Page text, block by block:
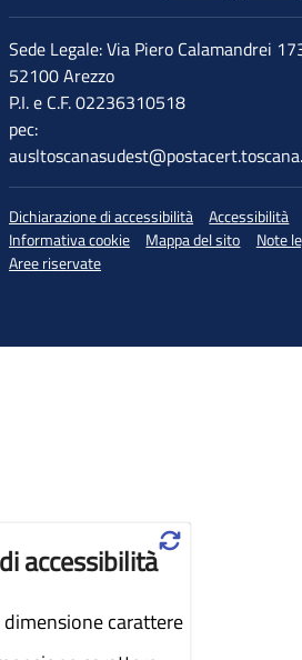
Sede Legale: Via Piero Calamandrei
52100 Arezzo
P.I. e C.F. 02236310518
pec:
Dichiarazione di accessibilità Accessibilità
Informativa cookie
Mappa del sito Note
Aree riservate
accessibilità
carattere